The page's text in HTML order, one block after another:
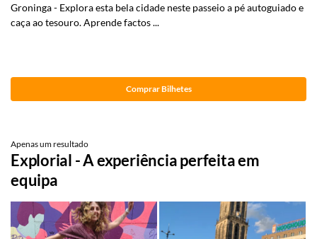
Groninga - Explora esta bela cidade neste passeio a pé autoguiado e
caça ao tesouro. Aprende factos ...
Comprar Bilhetes
Apenas um resultado
Explorial - A experiência perfeita em
equipa